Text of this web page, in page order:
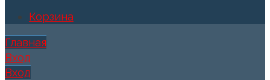
Корзина
Главная
Вход
Вход